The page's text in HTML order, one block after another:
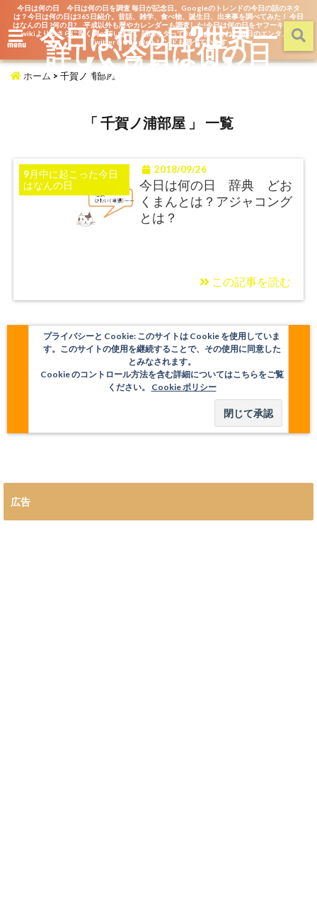
今日は何の日 今日は何の日を調査 毎日が記念日。Googleのトレンドの今日の話のネタ
は？今日は何の日は365日紹介。昔話、雑学、食べ物、誕生日、出来事を調べてみた！ 今日
はなんの日 ?何の月? 平成以外も暦やカレンダーも調査した!今日は何の日をヤフーキッズや
wikiよりもさらに深く調べています。話のネタって365日あるよね。毎日のエンタメを
TwitterもGoogleトレンドも調べています
menu 今日は何の日?世界一
詳しい今日は何の日
【今日なん？】
ホーム > 千賀ノ浦部屋
「 千賀ノ浦部屋 」 一覧
9月中に起こった今日
はなんの日
2018/09/26
今日は何の日 辞典 どお
くまんとは？アジャコング
とは？
この記事を読む
プライバシーと Cookie: このサイトは Cookie を使用していま
す。このサイトの使用を継続することで、その使用に同意した
とみなされます。
Cookie のコントロール方法を含む詳細についてはこちらをご覧
ください。 Cookie ポリシー
広告